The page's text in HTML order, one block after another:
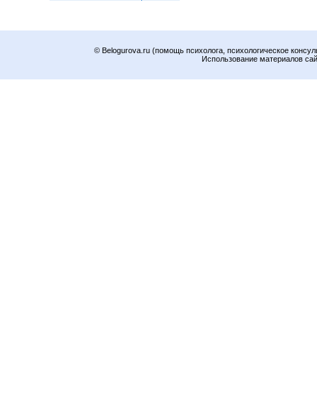
© Belogurova.ru (помощь психолога, психологическое
Использование материалов